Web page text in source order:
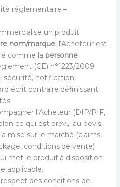
réglementaire –
un produit
nom/marque, l’Acheteur est
comme la personne
(CE) n°1223/2009
sécurité, notification,
écrit contraire définissant
l’Acheteur (DIP/PIF,
ce qui est prévu au devis.
mise sur le marché (claims,
conditions de vente)
met le produit à disposition
applicable.
respect des conditions de